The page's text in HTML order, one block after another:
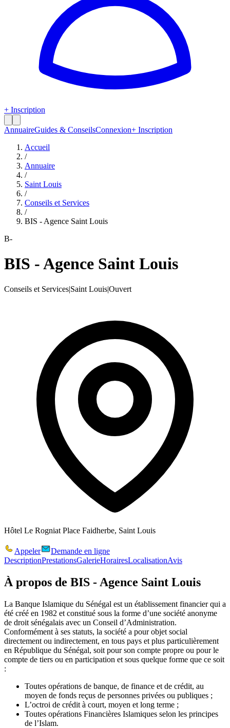
+ Inscription
AnnuaireGuides & ConseilsConnexion+ Inscription
Accueil
/
Annuaire
/
Saint Louis
/
Conseils et Services
/
BIS - Agence Saint Louis
B-
BIS - Agence Saint Louis
Conseils et Services|Saint Louis|Ouvert
Hôtel Le Rogniat Place Faidherbe, Saint Louis
Appeler
Demande en ligne
DescriptionPrestationsGalerieHorairesLocalisationAvis
À propos de BIS - Agence Saint Louis
La Banque Islamique du Sénégal est un établissement financier qui a
été créé en 1982 et constitué sous la forme d’une société anonyme
de droit sénégalais avec un Conseil d’Administration.
Conformément à ses statuts, la société a pour objet social
directement ou indirectement, en tous pays et plus particulièrement
en République du Sénégal, soit pour son compte propre ou pour le
compte de tiers ou en participation et sous quelque forme que ce soit
:
Toutes opérations de banque, de finance et de crédit, au
moyen de fonds reçus de personnes privées ou publiques ;
L’octroi de crédit à court, moyen et long terme ;
Toutes opérations Financières Islamiques selon les principes
de l’Islam.